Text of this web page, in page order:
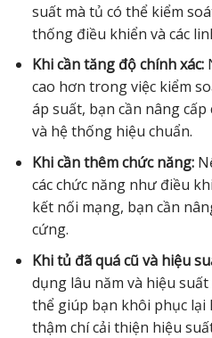
suất mà tủ có thể kiểm
thống điều khiển và các
Khi cần tăng độ chính xác:
cao hơn trong việc kiểm
áp suất, bạn cần nâng
và hệ thống hiệu chuẩn.
Khi cần thêm chức năng:
các chức năng như điều
kết nối mạng, bạn cần
cứng.
Khi tủ đã quá cũ và hiệu
dụng lâu năm và hiệu
thể giúp bạn khôi phục lại
thậm chí cải thiện hiệu